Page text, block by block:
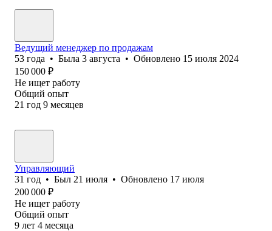
Ведущий менеджер по продажам
53 года • Была 3 августа • Обновлено 15 июля 2024
150 000 ₽
Не ищет работу
Общий опыт
21 год 9 месяцев
Управляющий
31 год • Был 21 июля • Обновлено 17 июля
200 000 ₽
Не ищет работу
Общий опыт
9 лет 4 месяца